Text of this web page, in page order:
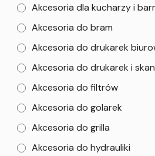
Akcesoria dla kucharzy i
Akcesoria do bram
Akcesoria do drukarek
Akcesoria do drukarek i
Akcesoria do filtrów
Akcesoria do golarek
Akcesoria do grilla
Akcesoria do hydrauliki